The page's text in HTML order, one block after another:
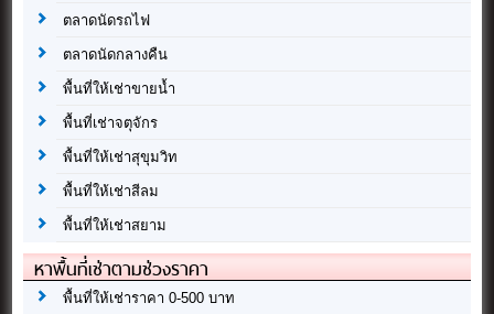
ตลาดนัดรถไฟ
ตลาดนัดกลางคืน
พื้นที่ให้เช่าขายน้ำ
พื้นที่เช่าจตุจักร
พื้นที่ให้เช่าสุขุมวิท
พื้นที่ให้เช่าสีลม
พื้นที่ให้เช่าสยาม
หาพื้นที่เช่าตามช่วงราคา
พื้นที่ให้เช่าราคา 0-500 บาท